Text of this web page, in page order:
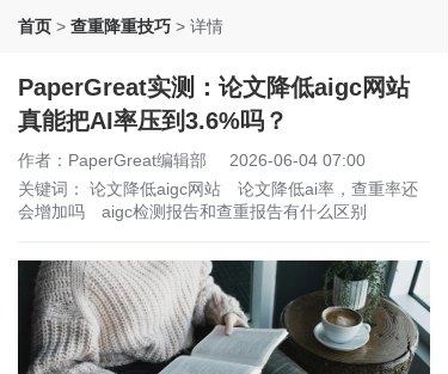
首页 > 查重降重技巧 > 详情
PaperGreat实测：论文降低aigc网站
真能把AI率压到3.6%吗？
作者：PaperGreat编辑部
2026-06-04 07:00
关键词： 论文降低aigc网站
论文降低ai率，查重率还
会增加吗
aigc检测报告和查重报告有什么区别